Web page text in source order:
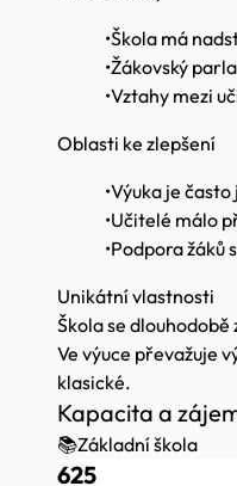
•Škola má
•Žákovský
•Vztahy mezi
Oblasti ke zlepšení
•Výuka je
•Učitelé málo
•Podpora žáků
Unikátní vlastnosti
Škola se
Ve výuce převažuje
klasické.
Kapacita a
📚Základní škola
625